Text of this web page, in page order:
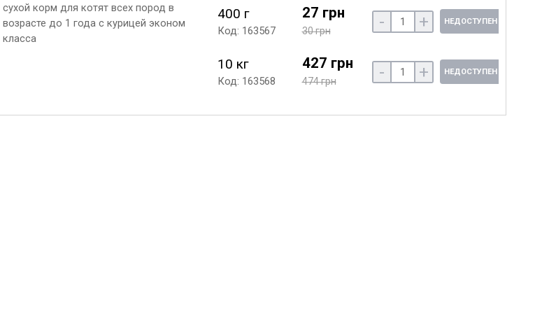
сухой корм для котят всех пород в
возрасте до 1 года с курицей эконом
класса
400 г
Код: 163567
27 грн
30 грн - + НЕДОСТУПЕН
10 кг
Код: 163568
427 грн
474 грн - + НЕДОСТУПЕН